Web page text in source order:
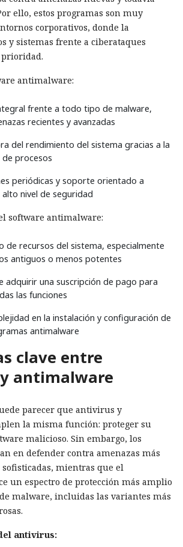
ello, estos programas son muy
corporativos, donde la
y sistemas frente a ciberataques
antimalware:
frente a todo tipo de malware,
recientes y avanzadas
del rendimiento del sistema gracias a la
procesos
periódicas y soporte orientado a
nivel de seguridad
software antimalware:
de recursos del sistema, especialmente
antiguos o menos potentes
adquirir una suscripción de pago para
las funciones
en la instalación y configuración de
antimalware
clave entre
antimalware
parecer que antivirus y
la misma función: proteger su
malicioso. Sin embargo, los
en defender contra amenazas más
mientras que el
un espectro de protección más amplio
malware, incluidas las variantes más
antivirus: